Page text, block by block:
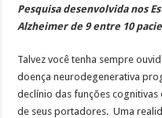
2ª Reunião Ordinária do Comitê
Jornada do Patrimônio 2026 abre
Sobrou pizza? Guardar na caixa
12 plataformas de apoio à
9ª Semana Municipal da Primeira
Pesquisa desenvolvida nos
Alzheimer de 9 entre 10
Talvez você tenha sempre
doença neurodegenerativa
declínio das funções cognitivas
de seus portadores. Uma